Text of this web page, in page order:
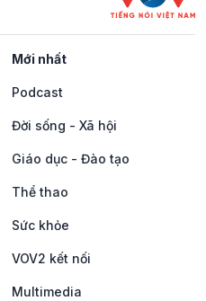
Mới nhất
Podcast
Đời sống - Xã hội
Giáo dục - Đào tạo
Thể thao
Sức khỏe
VOV2 kết nối
Multimedia